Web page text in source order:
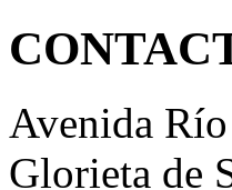
Avenida
Glorieta de